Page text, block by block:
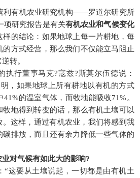
利有机农业研究机构——罗道尔研究所
项研究报告是有关有机农业和气候变化
样的结论：如果地球上每一片耕地，每
方式经营，那么我们不仅能立马阻止
转。
行董事马克?寇兹?斯莫尔伍德说：
，如果地球上所有耕地以有机的方式
的温室气体，而牧地能吸收71%。
地得到转变的话，那么有机土壤可以
。这样，通过有机农业，我们将感到我
排放，而且还有余力降低一些气体的
对气候有如此大的影响?
要从土壤说起，一切都是由有机土